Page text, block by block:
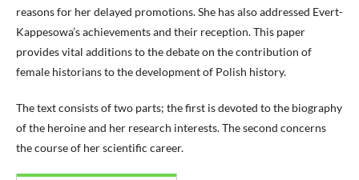
reasons for her delayed promotions. She has also addressed Evert-
Kappesowa’s achievements and their reception. This paper
provides vital additions to the debate on the contribution of
female historians to the development of Polish history.
The text consists of two parts; the first is devoted to the biography
of the heroine and her research interests. The second concerns
the course of her scientific career.